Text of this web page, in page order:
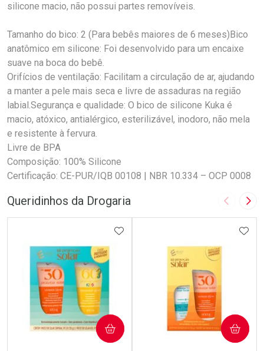
silicone macio, não possui partes removíveis.
Tamanho do bico: 2 (Para bebês maiores de 6 meses)Bico
anatômico em silicone: Foi desenvolvido para um encaixe
suave na boca do bebê.
Orifícios de ventilação: Facilitam a circulação de ar, ajudando
a manter a pele mais seca e livre de assaduras na região
labial.Segurança e qualidade: O bico de silicone Kuka é
macio, atóxico, antialérgico, esterilizável, inodoro, não mela
e resistente à fervura.
Livre de BPA
Composição: 100% Silicone
Certificação: CE-PUR/IQB 00108 | NBR 10.334 – OCP 0008
Queridinhos da Drogaria Imagem
ADICIONAR AOS FAVORITOS
COMPRAR COMPRAR